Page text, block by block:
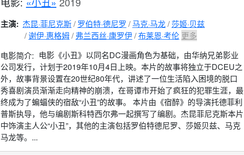
主演: 杰昆·菲尼克斯 罗伯特·德尼罗 马克·马龙 莎姬·贝兹
谢伊·惠格姆 弗兰西丝·康罗伊 布莱恩·考伦 更多
电影简介: 电影《小丑》以同名DC漫画角色为基础，由华纳兄弟影业
公司发行，计划于2019年10月4日上映。本片的故事将独立于DCEU之
外，故事背景设置在20世纪80年代，讲述了一位生活陷入困境的脱口
秀喜剧演员渐渐走向精神的崩溃，在哥谭市开始了疯狂的犯罪生涯，最
终成为了蝙蝠侠的宿敌“小丑”的故事。 本片由《宿醉》的导演托德菲利
普斯执导，他与编剧斯科特西尔弗一起撰写了编剧。杰昆菲尼克斯本片
中饰演主人公“小丑”，其他的主演包括罗伯特德尼罗、莎姬贝兹、马克
马龙等。...